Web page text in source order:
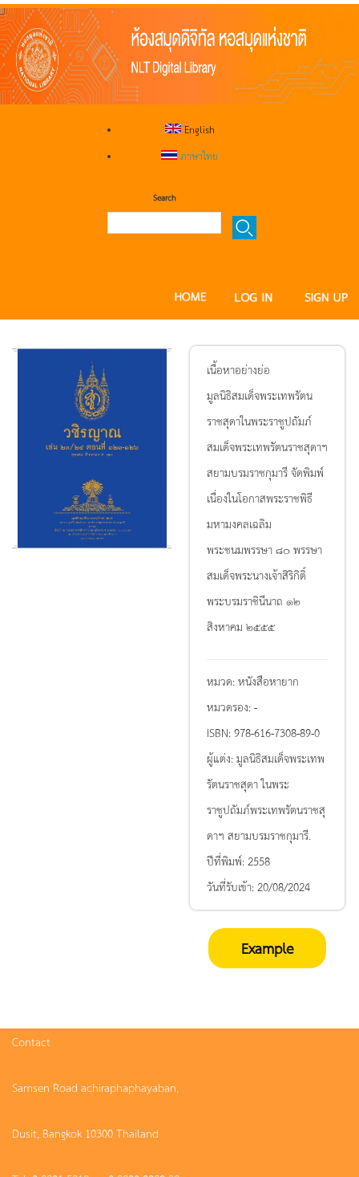
English
ภาษาไทย
Search
เนื้อหาอย่างย่อ
มูลนิธิสมเด็จพระเทพรัตน
ราชสุดาในพระราชูปถัมภ์
สมเด็จพระเทพรัตนราชสุดาฯ
สยามบรมราชกุมารี จัดพิมพ์
เนื่องในโอกาสพระราชพิธี
มหามงคลเฉลิม
พระชนมพรรษา ๘๐ พรรษา
สมเด็จพระนางเจ้าสิริกิติ์
พระบรมราชินีนาถ ๑๒
สิงหาคม ๒๕๕๕
หมวด:หนังสือหายาก
หมวดรอง:-
ISBN:978-616-7308-89-0
ผู้แต่ง:มูลนิธิสมเด็จพระเทพ
รัตนราชสุดา ในพระ
ราชูปถัมภ์พระเทพรัตนราชสุ
ดาฯ สยามบรมราชกุมารี.
ปีที่พิมพ์:2558
วันที่รับเข้า:20/08/2024
Example
Contact
Samsen Road achiraphaphayaban,
Dusit, Bangkok 10300 Thailand